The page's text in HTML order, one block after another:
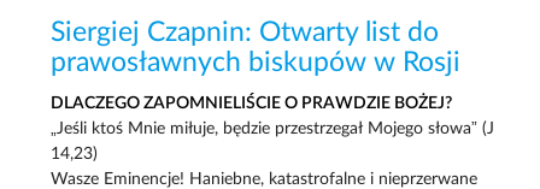
Siergiej Czapnin: Otwarty list do
prawosławnych biskupów w Rosji
DLACZEGO ZAPOMNIELIŚCIE O PRAWDZIE BOŻEJ?
„Jeśli ktoś Mnie miłuje, będzie przestrzegał Mojego słowa” (J
14,23)
Wasze Eminencje! Haniebne, katastrofalne i nieprzerwane